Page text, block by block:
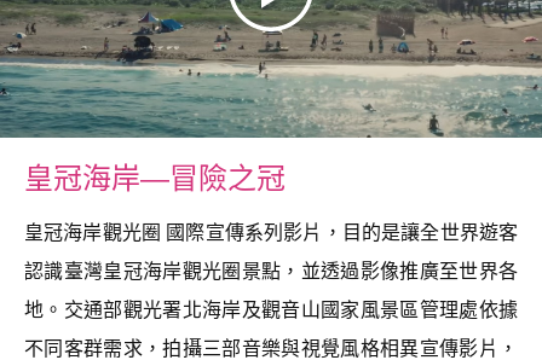
皇冠海岸—冒險之冠
皇冠海岸觀光圈 國際宣傳系列影片，目的是讓全世界遊客
認識臺灣皇冠海岸觀光圈景點，並透過影像推廣至世界各
地。交通部觀光署北海岸及觀音山國家風景區管理處依據
不同客群需求，拍攝三部音樂與視覺風格相異宣傳影片，